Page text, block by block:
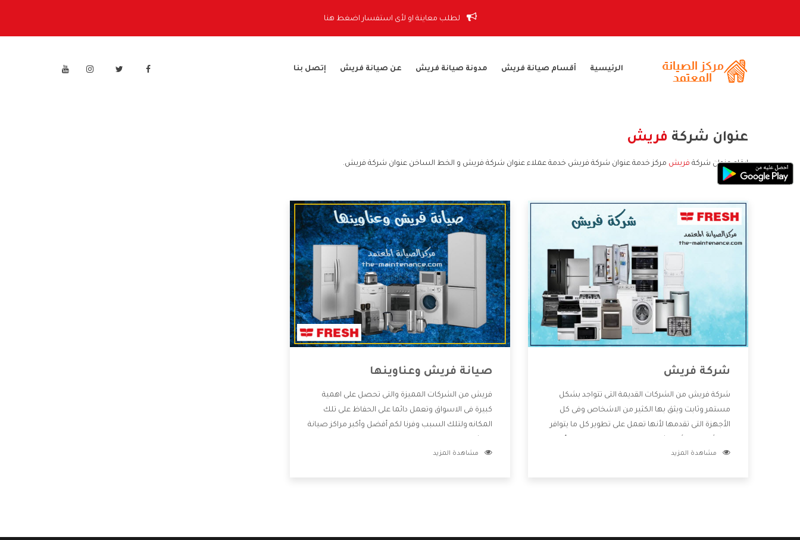
لطلب معاينة او لأى استفسار اضغط هنا
الرئيسية أقسام صيانة فريش مدونة صيانة فريش عن صيانة فريش إتصل بنا
عنوان شركة فريش
ارقام عنوان شركة فريش مركز خدمة عنوان شركة فريش خدمة عملاء عنوان شركة فريش و الخط الساخن عنوان شركة فريش.
شركة فريش
شركة فريش من الشركات القديمة التى تتواجد بشكل
مستمر وثابت ويثق بها الكثير من الاشخاص وفى كل
الأجهزة التى تقدمها لأنها تعمل على تطوير كل ما يتوافر
خدمات ما بعد البيع مع المنتجات وتقدم للعملاء أقوى
مشاهدة المزيد
صيانة فريش وعناوينها
فريش من الشركات المميزة والتى تحصل على اهمية
كبيرة فى الاسواق وتعمل دائما على الحفاظ على تلك
المكانه ولتلك السبب وفرنا لكم أفضل وأكبر مراكز صيانة
ويستطيع القيام بتصليح جميع المنتجات دون اى ازعاج
مشاهدة المزيد